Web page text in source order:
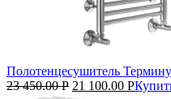
Полотенцесушитель
23 450.00Р 21 100.00 Р